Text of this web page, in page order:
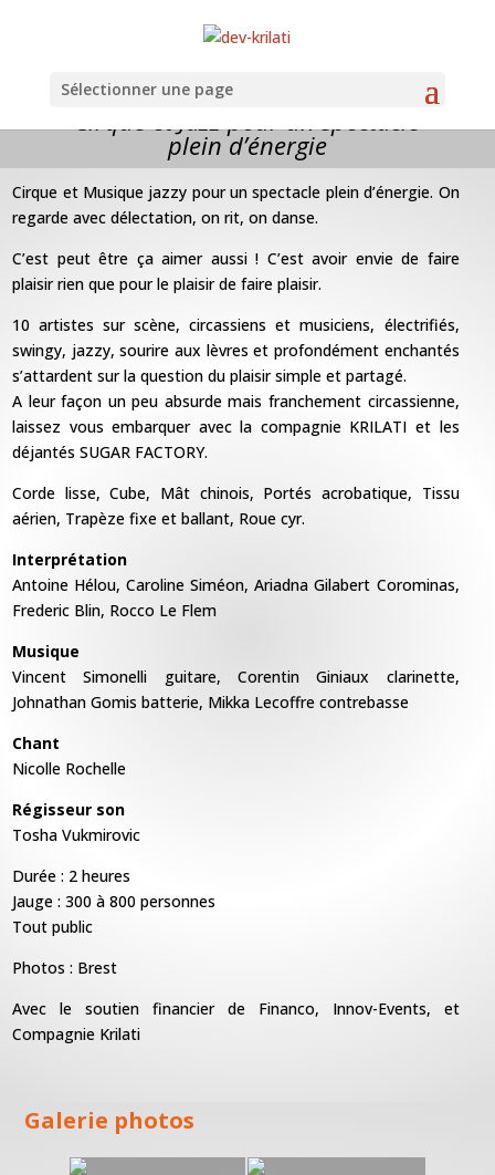
Sélectionner une page
Cirque et Jazz pour un spectacle
plein d’énergie
Cirque et Musique jazzy pour un spectacle plein d’énergie. On
regarde avec délectation, on rit, on danse.
C’est peut être ça aimer aussi ! C’est avoir envie de faire
plaisir rien que pour le plaisir de faire plaisir.
10 artistes sur scène, circassiens et musiciens, électrifiés,
swingy, jazzy, sourire aux lèvres et profondément enchantés
s’attardent sur la question du plaisir simple et partagé.
A leur façon un peu absurde mais franchement circassienne,
laissez vous embarquer avec la compagnie KRILATI et les
déjantés SUGAR FACTORY.
Corde lisse, Cube, Mât chinois, Portés acrobatique, Tissu
aérien, Trapèze fixe et ballant, Roue cyr.
Interprétation
Antoine Hélou, Caroline Siméon, Ariadna Gilabert Corominas,
Frederic Blin, Rocco Le Flem
Musique
Vincent Simonelli guitare, Corentin Giniaux clarinette,
Johnathan Gomis batterie, Mikka Lecoffre contrebasse
Chant
Nicolle Rochelle
Régisseur son
Tosha Vukmirovic
Durée : 2 heures
Jauge : 300 à 800 personnes
Tout public
Photos : Brest
Avec le soutien financier de Financo, Innov-Events, et
Compagnie Krilati
Galerie photos